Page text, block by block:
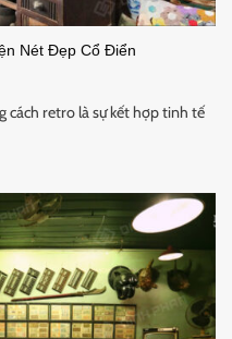
Nét Đẹp Cổ Điển
cách retro là sự kết hợp tinh tế